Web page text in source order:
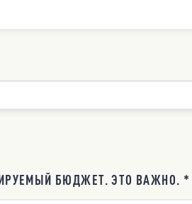
БЮДЖЕТ. ЭТО ВАЖНО. *